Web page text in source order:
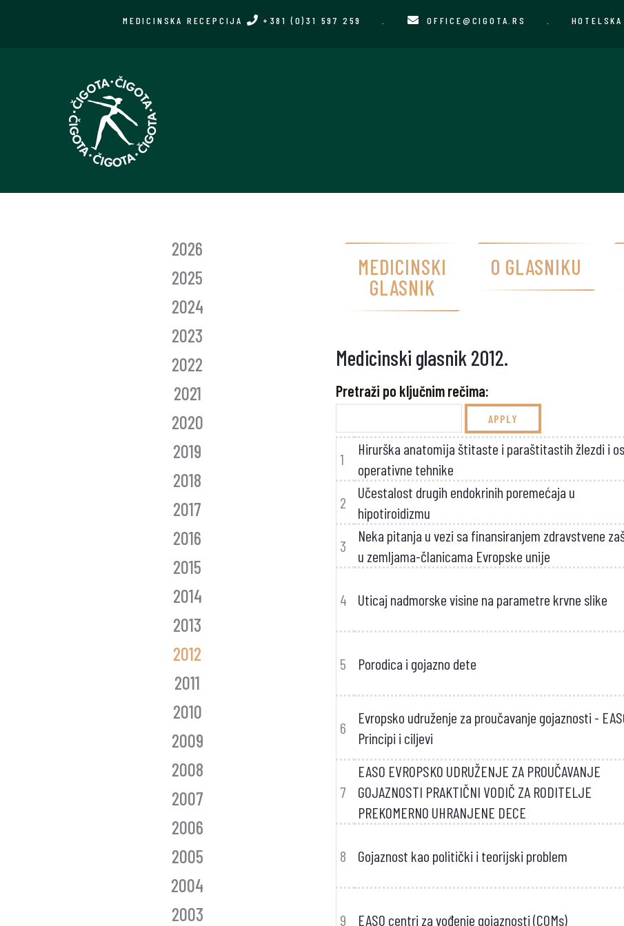
MEDICINSKA RECEPCIJA +381 (0)31 597 259 OFFICE@CIGOTA.RS
MEDICINSKI
GLASNIK
O GLASNIKU
Medicinski glasnik 2012.
Pretraži po ključnim rečima:
1
Hirurška anatomija štitaste i paraštitastih žlezdi i
operativne tehnike
2
Učestalost drugih endokrinih poremećaja u
hipotiroidizmu
3
Neka pitanja u vezi sa finansiranjem zdravstvene
u zemljama-članicama Evropske unije
4 Uticaj nadmorske visine na parametre krvne slike
5 Porodica i gojazno dete
6
Evropsko udruženje za proučavanje gojaznosti -
Principi i ciljevi
7
EASO EVROPSKO UDRUŽENJE ZA PROUČAVANJE
GOJAZNOSTI PRAKTIČNI VODIČ ZA RODITELJE
PREKOMERNO UHRANJENE DECE
8 Gojaznost kao politički i teorijski problem
9 EASO centri za vođenje gojaznosti (COMs)
2026
2025
2024
2023
2022
2021
2020
2019
2018
2017
2016
2015
2014
2013
2012
2011
2010
2009
2008
2007
2006
2005
2004
2003